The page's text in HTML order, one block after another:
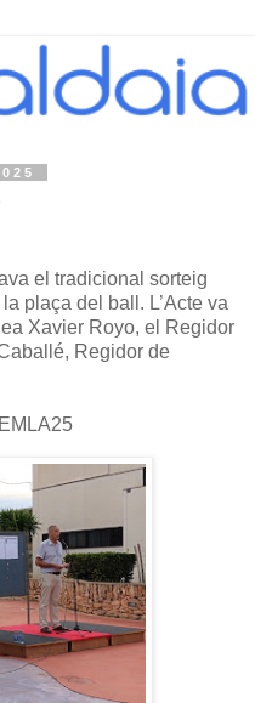
el tradicional sorteig
plaça del ball. L’Acte va
Xavier Royo, el Regidor
Regidor de